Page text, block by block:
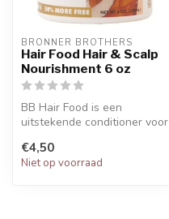
BRONNER BROTHERS
Hair Food Hair & Scalp
Nourishment 6 oz
BB Hair Food is een
uitstekende conditioner voor
en gekl...
€4,50
Niet op voorraad